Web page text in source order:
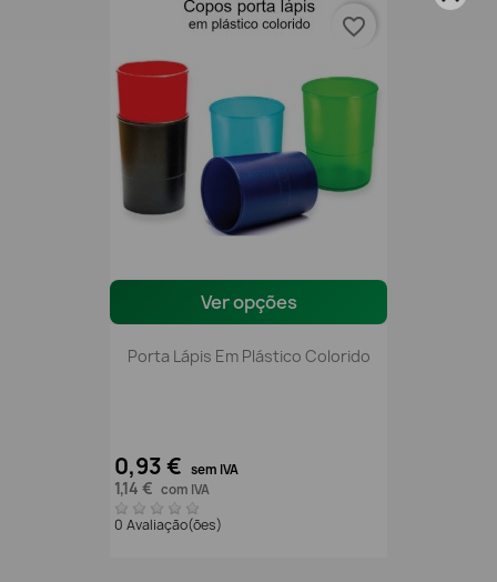
Ver opções
Porta Lápis Em Plástico Colorido
0,93 € sem IVA
1,14 € com IVA
0 Avaliação(ões)
favorite_border